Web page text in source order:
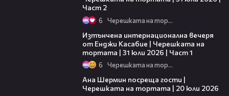
Част 2
6 Черешката на тортата
Изтънчена интернационална вечеря
от Енджи Касабие | Черешката на
тортата | 31 юли 2026 | Част 1
6 Черешката на тортата
Ана Шермин посреща гости |
Черешката на тортата | 20 юли 2026